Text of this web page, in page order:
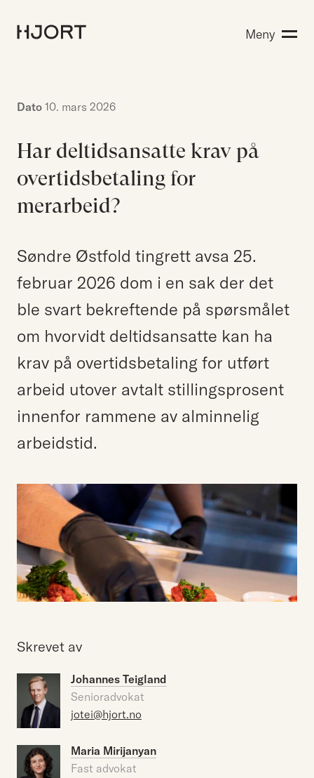
Menneskene
EN
NO
Kontakt oss
Søk etter:
Meny
Dato 10. mars 2026
Har deltidsansatte krav på
overtidsbetaling for
merarbeid?
Søndre Østfold tingrett avsa 25.
februar 2026 dom i en sak der det
ble svart bekreftende på spørsmålet
om hvorvidt deltidsansatte kan ha
krav på overtidsbetaling for utført
arbeid utover avtalt stillingsprosent
innenfor rammene av alminnelig
arbeidstid.
Skrevet av
Johannes Teigland
Senioradvokat
jotei@hjort.no
Maria Mirijanyan
Fast advokat